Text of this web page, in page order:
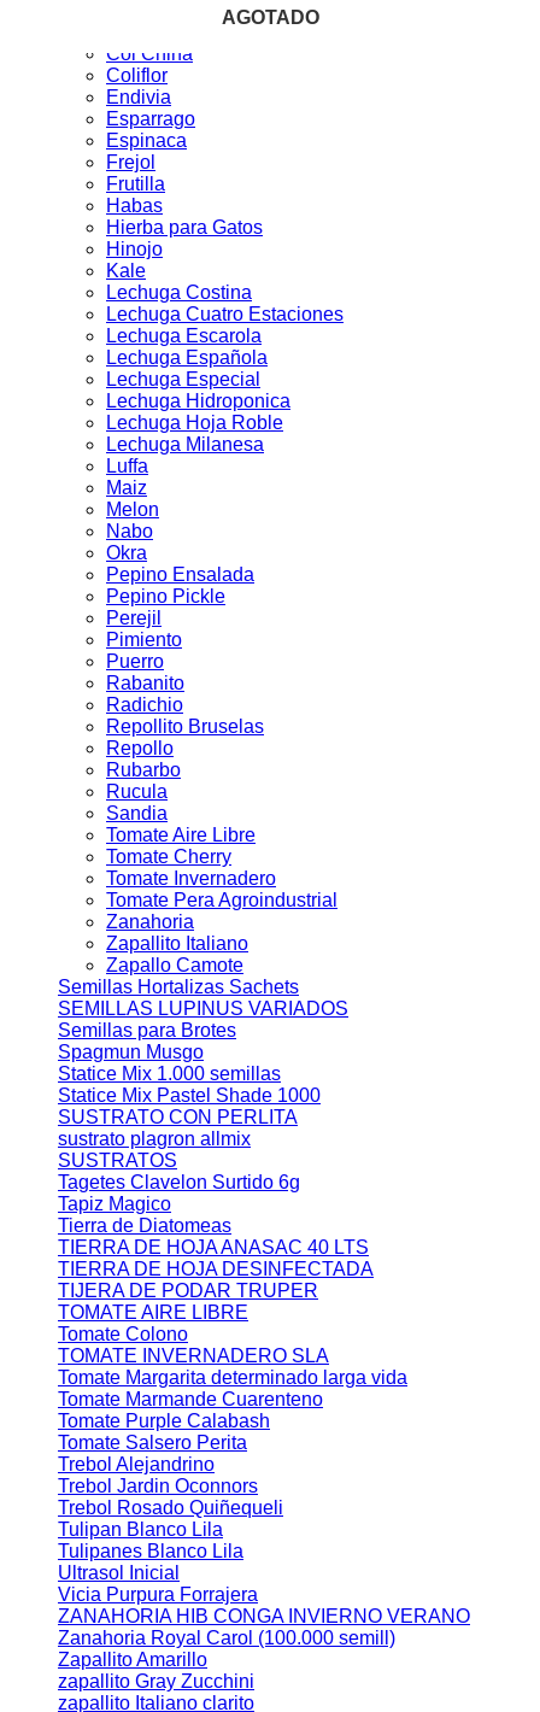
Col China
Coliflor
Endivia
Esparrago
Espinaca
Frejol
Frutilla
Habas
Hierba para Gatos
Hinojo
Kale
Lechuga Costina
Lechuga Cuatro Estaciones
Lechuga Escarola
Lechuga Española
Lechuga Especial
Lechuga Hidroponica
Lechuga Hoja Roble
Lechuga Milanesa
Luffa
Maiz
Melon
Nabo
Okra
Pepino Ensalada
Pepino Pickle
Perejil
Pimiento
Puerro
Rabanito
Radichio
Repollito Bruselas
Repollo
Rubarbo
Rucula
Sandia
Tomate Aire Libre
Tomate Cherry
Tomate Invernadero
Tomate Pera Agroindustrial
Zanahoria
Zapallito Italiano
Zapallo Camote
Semillas Hortalizas Sachets
SEMILLAS LUPINUS VARIADOS
Semillas para Brotes
Spagmun Musgo
Statice Mix 1.000 semillas
Statice Mix Pastel Shade 1000
SUSTRATO CON PERLITA
sustrato plagron allmix
SUSTRATOS
Tagetes Clavelon Surtido 6g
Tapiz Magico
Tierra de Diatomeas
TIERRA DE HOJA ANASAC 40 LTS
TIERRA DE HOJA DESINFECTADA
TIJERA DE PODAR TRUPER
TOMATE AIRE LIBRE
Tomate Colono
TOMATE INVERNADERO SLA
Tomate Margarita determinado larga vida
Tomate Marmande Cuarenteno
Tomate Purple Calabash
Tomate Salsero Perita
Trebol Alejandrino
Trebol Jardin Oconnors
Trebol Rosado Quiñequeli
Tulipan Blanco Lila
Tulipanes Blanco Lila
Ultrasol Inicial
Vicia Purpura Forrajera
ZANAHORIA HIB CONGA INVIERNO VERANO
Zanahoria Royal Carol (100.000 semill)
Zapallito Amarillo
zapallito Gray Zucchini
zapallito Italiano clarito
AGOTADO
AGOTADO
AGOTADO
AGOTADO
AGOTADO